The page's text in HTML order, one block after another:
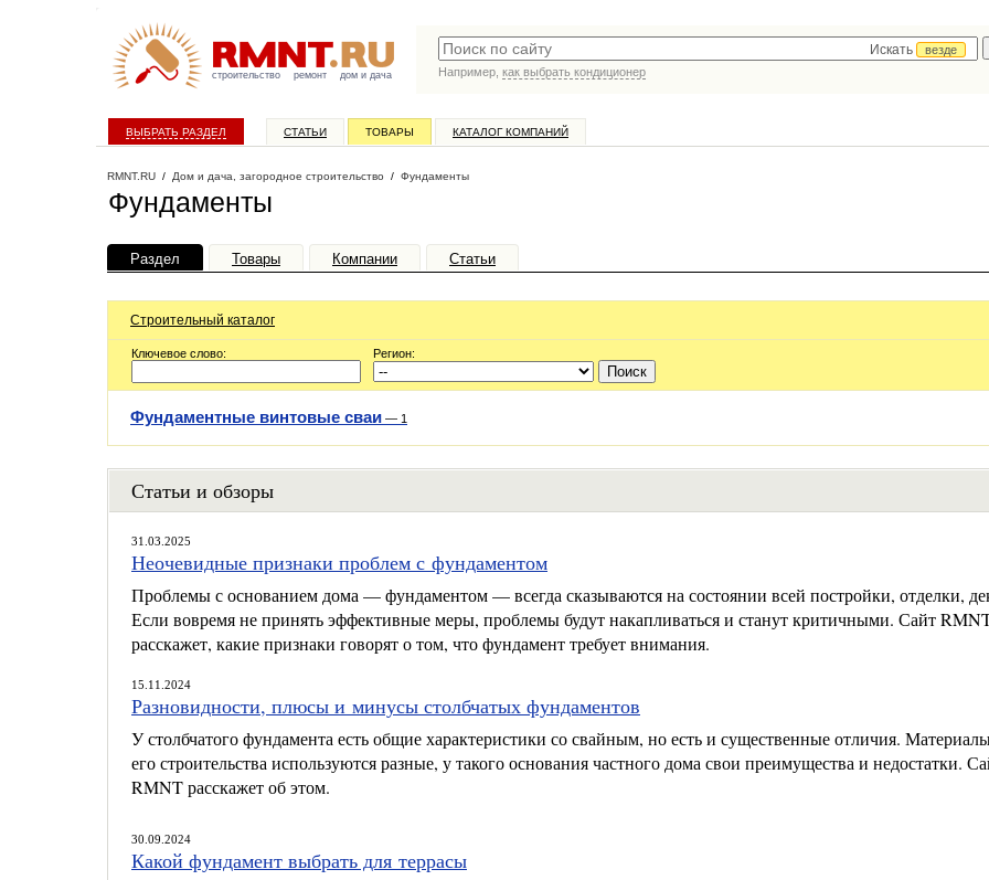
строительство ремонт дом и дача
Искать
везде
Например, как выбрать кондиционер
ВЫБРАТЬ РАЗДЕЛ СТАТЬИ ТОВАРЫ КАТАЛОГ КОМПАНИЙ
RMNT.RU / Дом и дача, загородное строительство / Фундаменты
Фундаменты
Раздел Товары Компании Статьи
Строительный каталог
Ключевое слово: Регион:
Фундаментные винтовые сваи — 1
Статьи и обзоры
31.03.2025
Неочевидные признаки проблем с фундаментом
Проблемы с основанием дома — фундаментом — всегда сказываются на состоянии всей постройки, отделки,
Если вовремя не принять эффективные меры, проблемы будут накапливаться и станут критичными. Сайт
расскажет, какие признаки говорят о том, что фундамент требует внимания.
15.11.2024
Разновидности, плюсы и минусы столбчатых фундаментов
У столбчатого фундамента есть общие характеристики со свайным, но есть и существенные отличия.
его строительства используются разные, у такого основания частного дома свои преимущества и недостатки.
RMNT расскажет об этом.
30.09.2024
Какой фундамент выбрать для террасы